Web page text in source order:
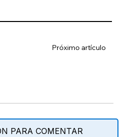
PARA COMENTAR
Próximo artículo